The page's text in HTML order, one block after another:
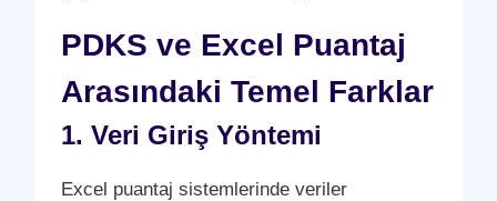
PDKS ve Excel Puantaj
Arasındaki Temel Farklar
1. Veri Giriş Yöntemi
Excel puantaj sistemlerinde veriler